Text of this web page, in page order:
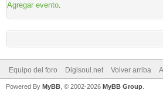
Agregar evento.
Equipo del foro Digisoul.net Volver arriba
Powered By MyBB , © 2002-2026 MyBB Group